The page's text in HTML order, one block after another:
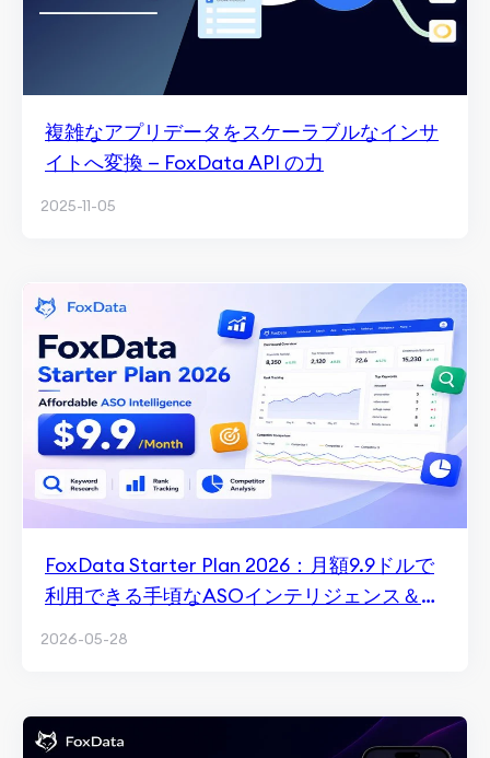
複雑なアプリデータをスケーラブルなインサ
イトへ変換 — FoxData API の力
2025-11-05
FoxData Starter Plan 2026：月額9.9ドルで
利用できる手頃なASOインテリジェンス＆キ
2026-05-28